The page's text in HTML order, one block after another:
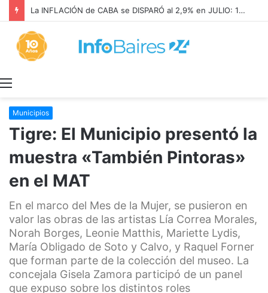
La INFLACIÓN de CABA se DISPARÓ al 2,9% en JULIO: 19,4% en 2026
Municipios
Tigre: El Municipio presentó la
muestra «También Pintoras»
en el MAT
En el marco del Mes de la Mujer, se pusieron en
valor las obras de las artistas Lía Correa Morales,
Norah Borges, Leonie Matthis, Mariette Lydis,
María Obligado de Soto y Calvo, y Raquel Forner
que forman parte de la colección del museo. La
concejala Gisela Zamora participó de un panel
que expuso sobre los distintos roles